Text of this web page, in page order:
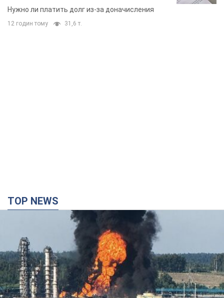
вынес неожиданное решение
Нужно ли платить долг из-за доначисления
12 годин тому 31,6 т.
TOP NEWS